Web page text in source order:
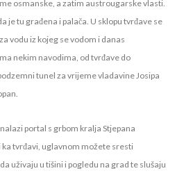
osmanske, a zatim austrougarske vlasti.
je tu građena i palača. U sklopu tvrđave se
vodu iz kojeg se vodom i danas
nekim navodima, od tvrđave do
tunel za vrijeme vladavine Josipa
portal s grbom kralja Stjepana
tvrđavi, uglavnom možete sresti
uživaju u tišini i pogledu na grad te slušaju